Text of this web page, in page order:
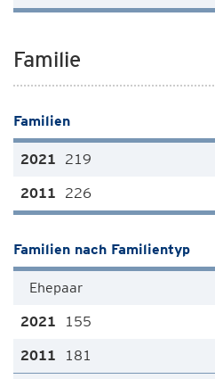
Familie
Familien
219
226
Familien nach Familientyp
Ehepaar
155
181